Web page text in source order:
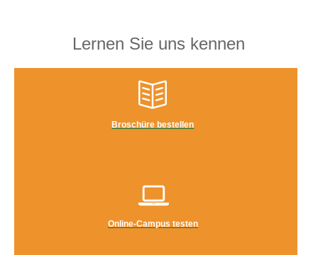
Lernen Sie uns kennen
Broschüre bestellen
Online-Campus testen